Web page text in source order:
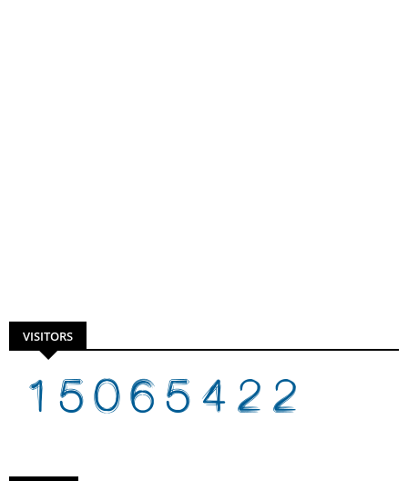
VISITORS